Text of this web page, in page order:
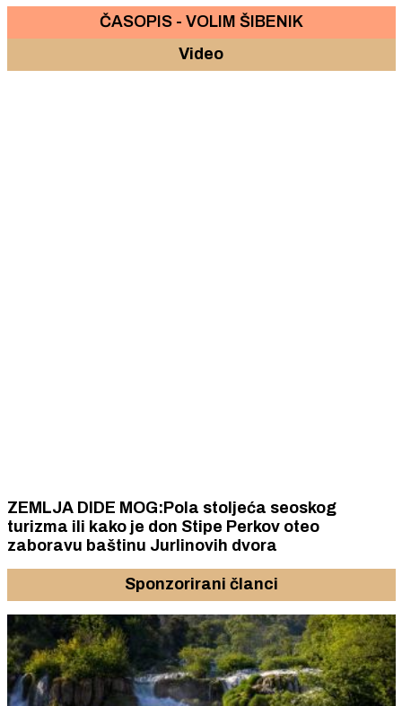
ČASOPIS - VOLIM ŠIBENIK
Video
ZEMLJA DIDE MOG:Pola stoljeća seoskog
turizma ili kako je don Stipe Perkov oteo
zaboravu baštinu Jurlinovih dvora
Sponzorirani članci